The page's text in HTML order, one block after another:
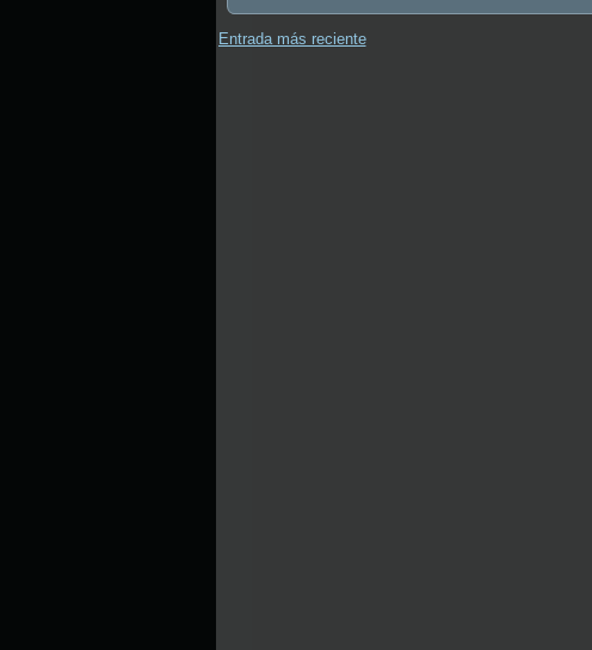
Entrada más reciente